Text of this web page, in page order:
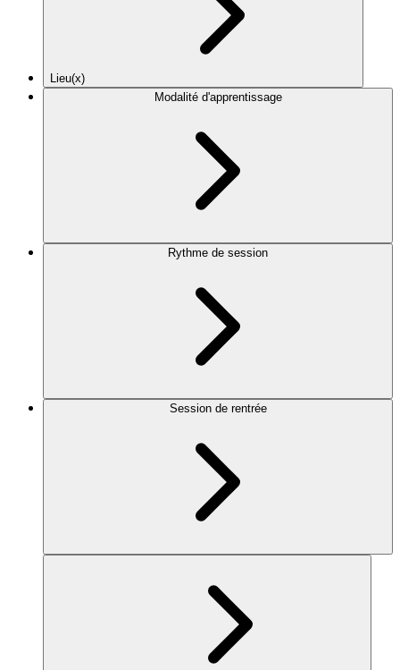
Lieu(x)
Modalité d'apprentissage
Rythme de session
Session de rentrée